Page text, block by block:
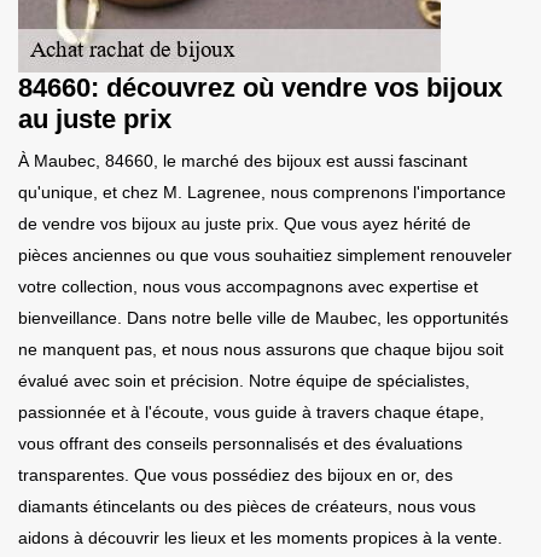
84660: découvrez où vendre vos bijoux
au juste prix
À Maubec, 84660, le marché des bijoux est aussi fascinant
qu'unique, et chez M. Lagrenee, nous comprenons l'importance
de vendre vos bijoux au juste prix. Que vous ayez hérité de
pièces anciennes ou que vous souhaitiez simplement renouveler
votre collection, nous vous accompagnons avec expertise et
bienveillance. Dans notre belle ville de Maubec, les opportunités
ne manquent pas, et nous nous assurons que chaque bijou soit
évalué avec soin et précision. Notre équipe de spécialistes,
passionnée et à l'écoute, vous guide à travers chaque étape,
vous offrant des conseils personnalisés et des évaluations
transparentes. Que vous possédiez des bijoux en or, des
diamants étincelants ou des pièces de créateurs, nous vous
aidons à découvrir les lieux et les moments propices à la vente.